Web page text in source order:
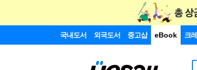
국내도서 외국도서 중고샵 eBook 크